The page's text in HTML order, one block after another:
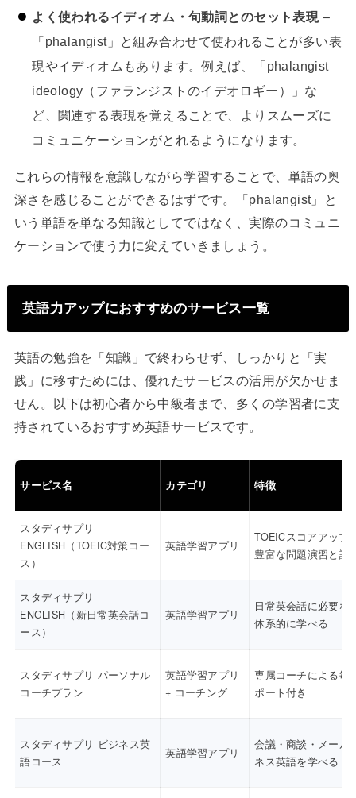
よく使われるイディオム・句動詞とのセット表現–
「phalangist」と組み合わせて使われることが多い表
現やイディオムもあります。例えば、「phalangist
ideology（ファランジストのイデオロギー）」な
ど、関連する表現を覚えることで、よりスムーズに
コミュニケーションがとれるようになります。
これらの情報を意識しながら学習することで、単語の奥
深さを感じることができるはずです。「phalangist」と
いう単語を単なる知識としてではなく、実際のコミュニ
ケーションで使う力に変えていきましょう。
英語力アップにおすすめのサービス一覧
英語の勉強を「知識」で終わらせず、しっかりと「実
践」に移すためには、優れたサービスの活用が欠かせま
せん。以下は初心者から中級者まで、多くの学習者に支
持されているおすすめ英語サービスです。
サービス名 カテゴリ 特徴
スタディサプリ
ENGLISH（TOEIC対策コー
ス）
英語学習アプリ
TOEICスコアアップ
豊富な問題演習と講
スタディサプリ
ENGLISH（新日常英会話コ
ース）
英語学習アプリ
日常英会話に必要な
体系的に学べる
スタディサプリ パーソナル
コーチプラン
英語学習アプリ
+ コーチング
専属コーチによる毎
ポート付き
スタディサプリ ビジネス英
語コース
英語学習アプリ
会議・商談・メール
ネス英語を学べる